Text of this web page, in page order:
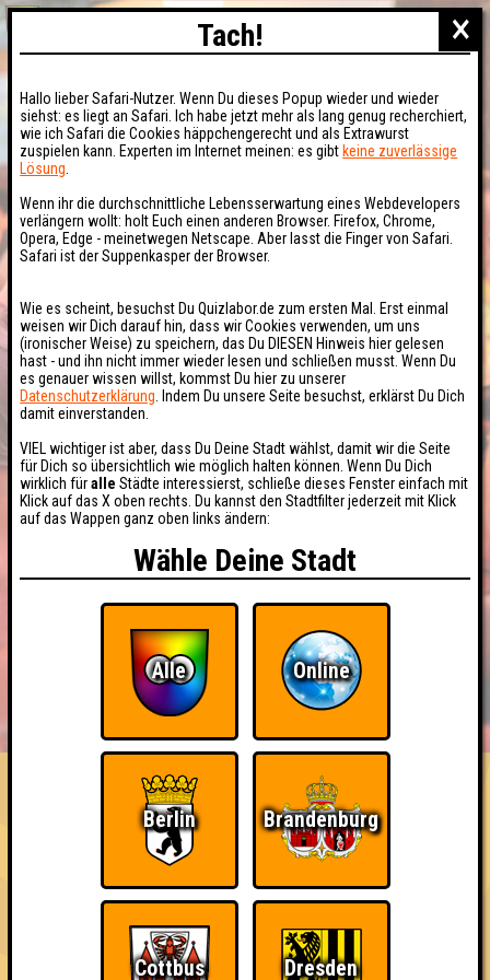
HIGHSCORE RESERVIERUNG
FAQ ÜBER UNS
BINGO BINGO 2026
Benefiz Bingoabend für die Elternhilfe krebskranker Kinder ·
Angemeldete Teams
×
Tach!
Hallo lieber Safari-Nutzer. Wenn Du dieses Popup wieder und wieder
siehst: es liegt an Safari. Ich habe jetzt mehr als lang genug recherchiert,
wie ich Safari die Cookies häppchengerecht und als Extrawurst
zuspielen kann. Experten im Internet meinen: es gibt keine zuverlässige
Lösung
Wenn ihr die durchschnittliche Lebensserwartung eines Webdevelopers
verlängern wollt: holt Euch einen anderen Browser. Firefox, Chrome,
Opera, Edge - meinetwegen Netscape. Aber lasst die Finger von Safari.
Safari ist der Suppenkasper der Browser.
Wie es scheint, besuchst Du Quizlabor.de zum ersten Mal. Erst einmal
weisen wir Dich darauf hin, dass wir Cookies verwenden, um uns
(ironischer Weise) zu speichern, das Du DIESEN Hinweis hier gelesen
hast - und ihn nicht immer wieder lesen und schließen musst. Wenn Du
es genauer wissen willst, kommst Du hier zu unserer
Datenschutzerklärung . Indem Du unsere Seite besuchst, erklärst Du Dich
damit einverstanden.
VIEL wichtiger ist aber, dass Du Deine Stadt wählst, damit wir die Seite
für Dich so übersichtlich wie möglich halten können. Wenn Du Dich
wirklich füralle Städte interessierst, schließe dieses Fenster einfach mit
Klick auf das X oben rechts. Du kannst den Stadtfilter jederzeit mit Klick
auf das Wappen ganz oben links ändern:
Wähle Deine Stadt
Alle Online
Berlin Brandenburg
Cottbus Dresden